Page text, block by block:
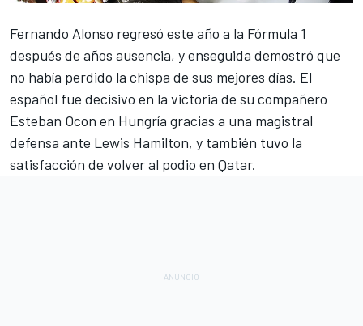
Fernando Alonso regresó este año a la Fórmula 1
después de años ausencia, y enseguida demostró que
no había perdido la chispa de sus mejores días. El
español fue decisivo en la victoria de su compañero
Esteban Ocon en Hungría gracias a una magistral
defensa ante Lewis Hamilton, y también tuvo la
satisfacción de volver al podio en Qatar.